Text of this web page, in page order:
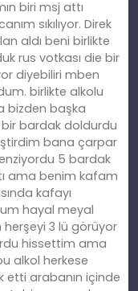
biri msj attı
sıkılıyor. Direk
aldı beni birlikte
rus votkası die bir
diyebiliri mben
birlikte alkolu
bizden başka
bir bardak doldurdu
bana çarpar
5 bardak
ama benim kafam
kafayı
hayal meyal
herşeyi 3 lü görüyor
hissettim ama
alkol herkese
etti arabanın içinde